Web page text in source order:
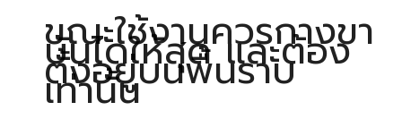
ขณะใช้งานควรกางขา
บันไดให้สุด และต้อง
ตั้งอยู่บนพื้นราบ
เท่านั้น